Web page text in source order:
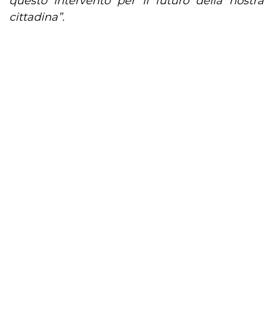
cittadina”.